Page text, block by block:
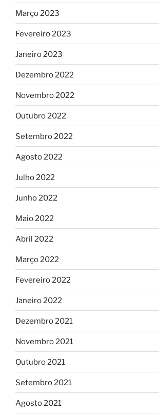
Março 2023
Fevereiro 2023
Janeiro 2023
Dezembro 2022
Novembro 2022
Outubro 2022
Setembro 2022
Agosto 2022
Julho 2022
Junho 2022
Maio 2022
Abril 2022
Março 2022
Fevereiro 2022
Janeiro 2022
Dezembro 2021
Novembro 2021
Outubro 2021
Setembro 2021
Agosto 2021